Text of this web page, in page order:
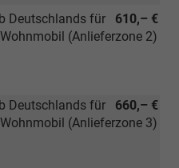
kostengünstiger
nachbestellt
610,– €
Deutschlands für
(Anlieferzone 2)
660,– €
Deutschlands für
(Anlieferzone 3)